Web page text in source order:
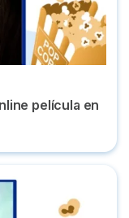
película en
en español